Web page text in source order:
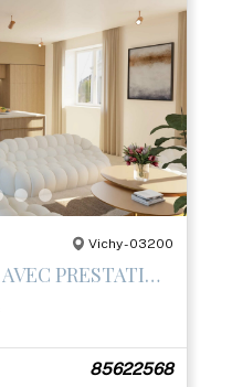
Vichy - 03200
MAGNIFIQUE DUPLEX AVEC PRESTATIONS HAUT DE GAMME ET TERRASSE– CŒUR DE VICHY
85622568